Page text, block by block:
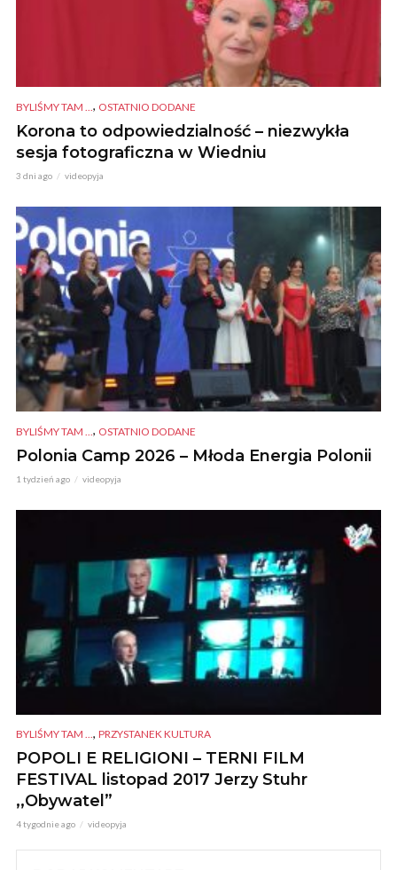
BYLIŚMY TAM ... , OSTATNIO DODANE
Korona to odpowiedzialność – niezwykła
sesja fotograficzna w Wiedniu
3 dni ago videopyja
BYLIŚMY TAM ... , OSTATNIO DODANE
Polonia Camp 2026 – Młoda Energia Polonii
1 tydzień ago videopyja
BYLIŚMY TAM ..., PRZYSTANEK KULTURA
POPOLI E RELIGIONI – TERNI FILM
FESTIVAL listopad 2017 Jerzy Stuhr
,,Obywatel”
4 tygodnie ago videopyja